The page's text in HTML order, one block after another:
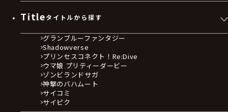
Titleタイトルから探す
グランブルーファンタジー
Shadowverse
プリンセスコネクト！Re:Dive
ウマ娘 プリティーダービー
ゾンビランドサガ
神撃のバハムート
サイコミ
サイピク